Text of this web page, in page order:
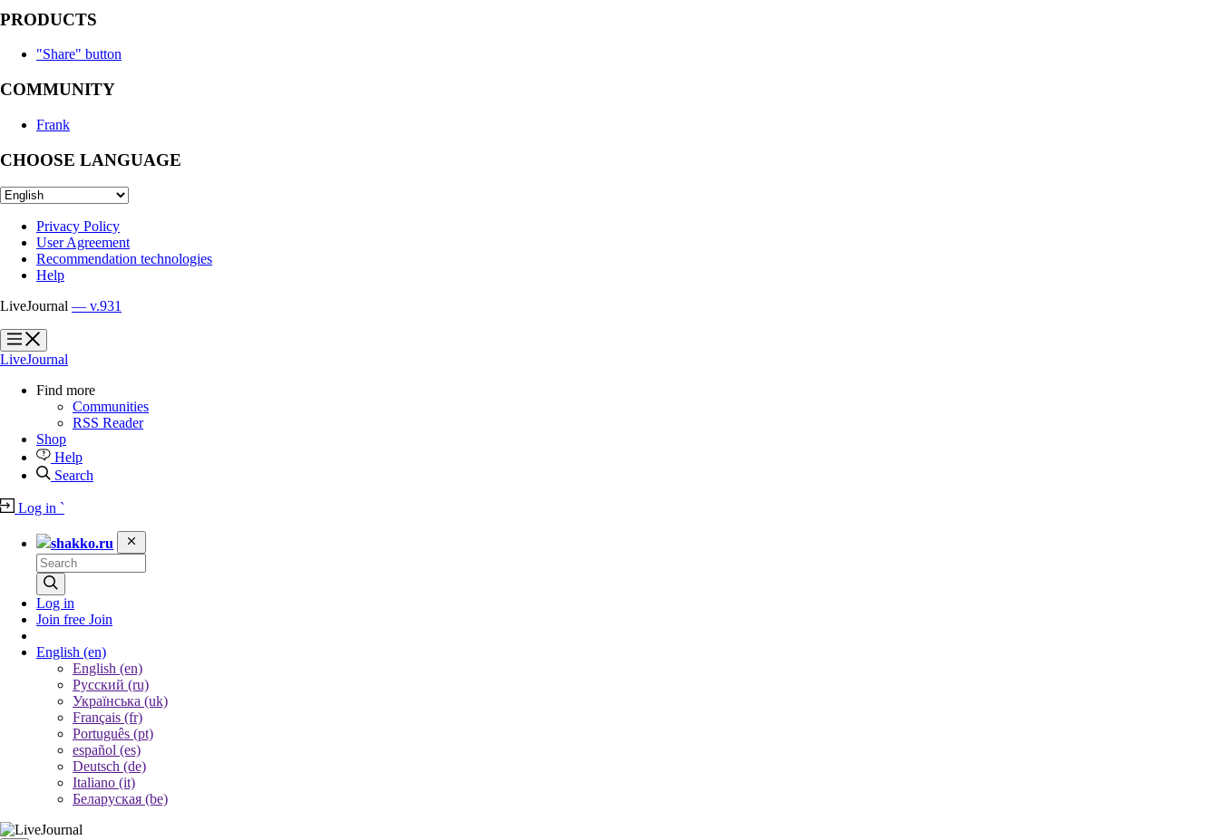
PRODUCTS
"Share" button
COMMUNITY
Frank
CHOOSE LANGUAGE
Privacy Policy
User Agreement
Recommendation technologies
Help
LiveJournal — v.931
?
?
LiveJournal
Find more
Communities
RSS Reader
Shop
Help
Search
Log in `
shakko.ru
Log in
Join free Join
English (en)
English (en)
Русский (ru)
Українська (uk)
Français (fr)
Português (pt)
español (es)
Deutsch (de)
Italiano (it)
Беларуская (be)